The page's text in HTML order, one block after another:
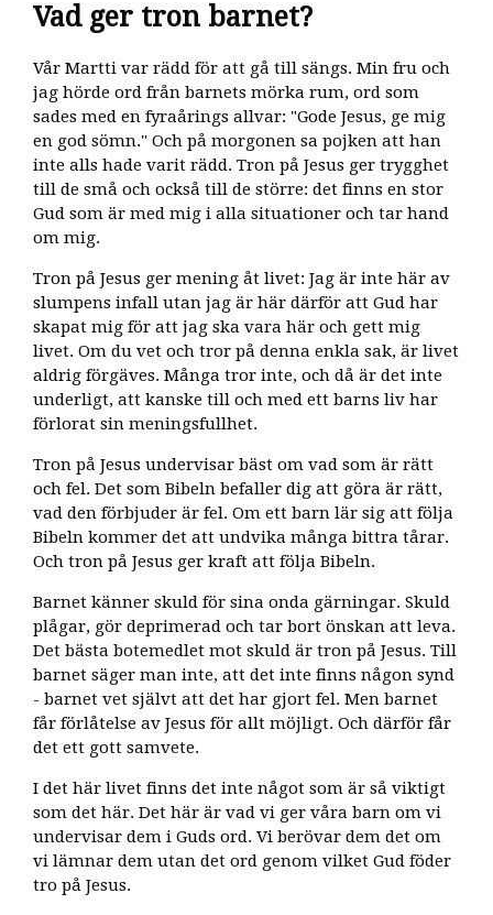
Vad ger tron barnet?
Vår Martti var rädd för att gå till sängs. Min fru och
jag hörde ord från barnets mörka rum, ord som
sades med en fyraårings allvar: "Gode Jesus, ge mig
en god sömn." Och på morgonen sa pojken att han
inte alls hade varit rädd. Tron på Jesus ger trygghet
till de små och också till de större: det finns en stor
Gud som är med mig i alla situationer och tar hand
om mig.
Tron på Jesus ger mening åt livet: Jag är inte här av
slumpens infall utan jag är här därför att Gud har
skapat mig för att jag ska vara här och gett mig
livet. Om du vet och tror på denna enkla sak, är livet
aldrig förgäves. Många tror inte, och då är det inte
underligt, att kanske till och med ett barns liv har
förlorat sin meningsfullhet.
Tron på Jesus undervisar bäst om vad som är rätt
och fel. Det som Bibeln befaller dig att göra är rätt,
vad den förbjuder är fel. Om ett barn lär sig att följa
Bibeln kommer det att undvika många bittra tårar.
Och tron på Jesus ger kraft att följa Bibeln.
Barnet känner skuld för sina onda gärningar. Skuld
plågar, gör deprimerad och tar bort önskan att leva.
Det bästa botemedlet mot skuld är tron på Jesus. Till
barnet säger man inte, att det inte finns någon synd
- barnet vet självt att det har gjort fel. Men barnet
får förlåtelse av Jesus för allt möjligt. Och därför får
det ett gott samvete.
I det här livet finns det inte något som är så viktigt
som det här. Det här är vad vi ger våra barn om vi
undervisar dem i Guds ord. Vi berövar dem det om
vi lämnar dem utan det ord genom vilket Gud föder
tro på Jesus.